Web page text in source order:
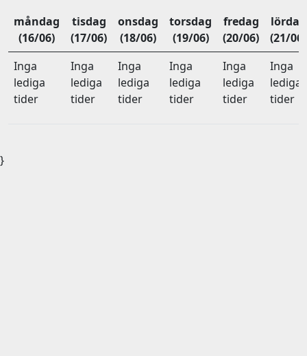
måndag
(16/06)
tisdag
(17/06)
onsdag
(18/06)
torsdag
(19/06)
fredag
(20/06)
lördag
(21/06)
Inga
lediga
tider
Inga
lediga
tider
Inga
lediga
tider
Inga
lediga
tider
Inga
lediga
tider
Inga
lediga
tider
}